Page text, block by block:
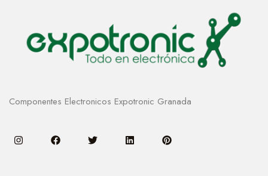
Componentes Electronicos Expotronic Granada